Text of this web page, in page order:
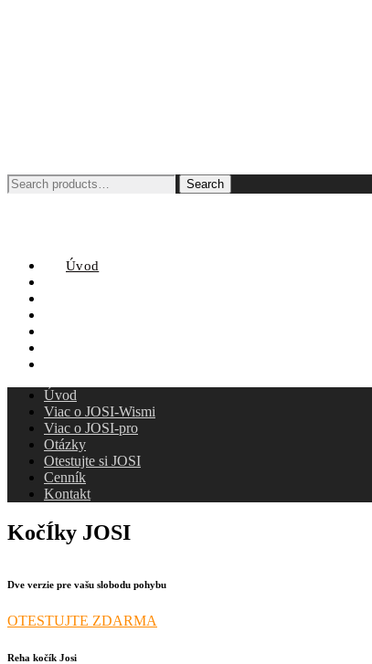
Search
for:
Search
Úvod
Úvod
Viac o JOSI-Wismi
Viac o JOSI-pro
Otázky
Otestujte si JOSI
Cenník
Kontakt
KočÍky JOSI
Dve verzie pre vašu slobodu pohybu
OTESTUJTE ZDARMA
Reha kočík Josi